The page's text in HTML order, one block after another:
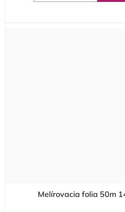
Melírovacia folia 50m